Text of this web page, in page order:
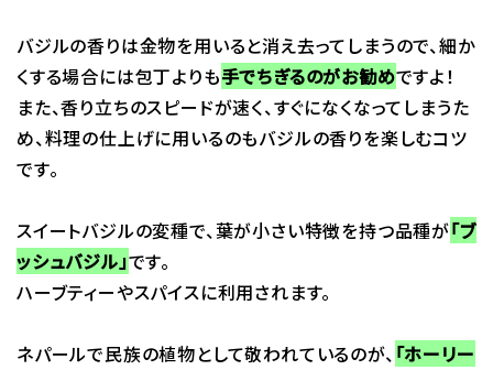
バジルの香りは金物を用いると消え去ってしまうので、細か
くする場合には包丁よりも手でちぎるのがお勧めですよ！
また、香り立ちのスピードが速く、すぐになくなってしまうた
め、料理の仕上げに用いるのもバジルの香りを楽しむコツ
です。
スイートバジルの変種で、葉が小さい特徴を持つ品種が「ブ
ッシュバジル」です。
ハーブティーやスパイスに利用されます。
ネパールで民族の植物として敬われているのが、 「ホーリー